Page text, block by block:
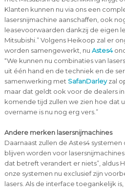
Klanten kunnen nu via ons een
lasersnijmachine aanschaffen, ook
leasevoorwaarden dankzij de eigen
Mitsubishi.” Volgens Heikoop zal er
worden samengewerkt, nu Astes4
“We kunnen nu combinaties van
uit één hand en de techniek en de
samenwerking met SafanDarleyzal
maar dat geldt ook voor de dealers
komende tijd zullen we zien hoe dat
overname is nu nog erg vers.”
Andere merken lasersnijmachines
Daarnaast zullen de Astes4
blijven worden voor
dat betreft verandert er niets”, aldus
onze systemen nu exclusief zijn
lasers. Als de interface toegankelijk